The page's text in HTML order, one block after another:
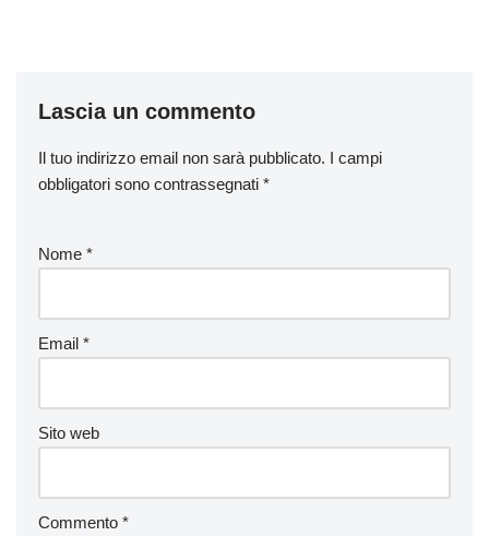
Lascia un commento
Il tuo indirizzo email non sarà pubblicato. I campi
obbligatori sono contrassegnati *
Nome *
Email *
Sito web
Commento *